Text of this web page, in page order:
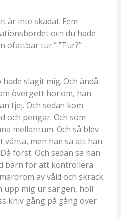
är inte skadat. Fem
och du hade
ofattbar tur.” ”Tur?” –
slagit mig. Och ändå
övergett honom, han
tjej. Och sedan kom
och pengar. Och som
mellanrum. Och så blev
vänta, men han sa att han
först. Och sedan sa han
barn för att kontrollera
av våld och skräck.
upp mig ur sängen, höll
kniv gång på gång över